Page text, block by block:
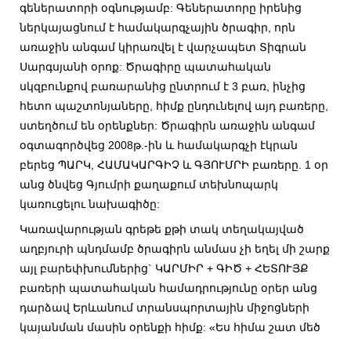
գեներատորի օգնությամբ: Գեներատորը իրենից
ներկայացնում է համակարգչային ծրագիր, որն
առաջին անգամ կիրառվել է վարչապետ Տիգրան
Սարգսյանի օրոք: Ծրագիրը պատահական
սկզբունքով բառարանից ընտրում է 3 բառ, ինչից
հետո պաշտոնյաները, հիմք ընդունելով այդ բառերը,
ստեղծում են օրենքներ: Ծրագիրն առաջին անգամ
օգտագործվեց 2008թ.-ին և համակարգչի էկրան
բերեց ՊԱՐԿ, ՀԱՄԱԿԱՐԳԻՉ և ԳՅՈՒՄՐԻ բառերը. 1 օր
անց ծնվեց Գյումրի քաղաքում տեխնոպարկ
կառուցելու նախագիծը:
Կառավարության գրեթե քթի տակ տեղակայված
աղբյուրի պնդմամբ ծրագիրն անմաս չի եղել մի շարք
այլ բարեփխումներից` ԿԱՐՄԻՐ + ԳԻԾ + ՀԵՏՈՒՅՔ
բառերի պատահական համադրությունը օրեր անց
դարձավ Երևանում տրանսպորտային միջոցների
կայանման մասին օրենքի հիմք: «Ես հիմա շատ մեծ